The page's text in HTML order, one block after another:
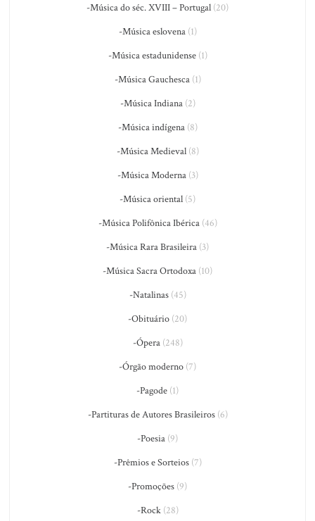
-Música do séc. XVIII – Portugal (20)
-Música eslovena(1)
-Música estadunidense(1)
-Música Gauchesca(1)
-Música Indiana(2)
-Música indígena(8)
-Música Medieval(8)
-Música Moderna(3)
-Música oriental (5)
-Música Polifônica Ibérica(46)
-Música Rara Brasileira (3)
-Música Sacra Ortodoxa (10)
-Natalinas(45)
-Obituário (20)
-Ópera(248)
-Órgão moderno (7)
-Pagode (1)
-Partituras de Autores Brasileiros(6)
-Poesia (9)
-Prêmios e Sorteios(7)
-Promoções (9)
-Rock(28)